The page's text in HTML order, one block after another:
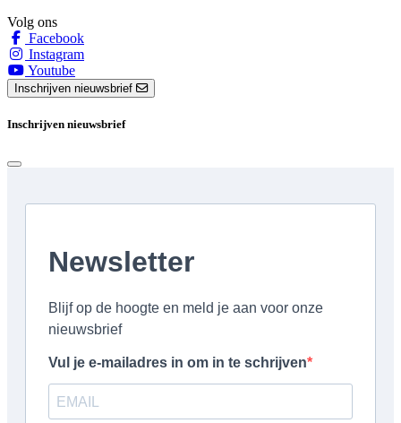
Volg ons
Facebook
Instagram
Youtube
Inschrijven nieuwsbrief
Inschrijven nieuwsbrief